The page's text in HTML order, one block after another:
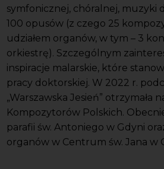
symfonicznej, chóralnej, muzyki
100 opusów (z czego 25
udziałem organów, w tym – 3
orkiestrę). Szczególnym
inspiracje malarskie, które
pracy doktorskiej. W 2022 r.
„Warszawska Jesień” otrzymała
Kompozytorów Polskich.
parafii św. Antoniego w Gdyni
organów w Centrum św. Jana w